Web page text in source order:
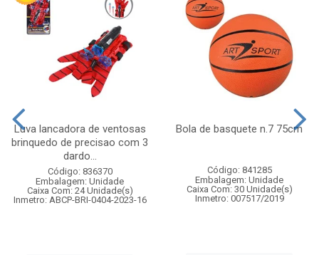
Luva lancadora de ventosas
brinquedo de precisao com 3
dardo...
Código: 836370
Embalagem: Unidade
Caixa Com: 24 Unidade(s)
Inmetro: ABCP-BRI-0404-2023-16
Bola de basquete n.7 75cm
Código: 841285
Embalagem: Unidade
Caixa Com: 30 Unidade(s)
Inmetro: 007517/2019